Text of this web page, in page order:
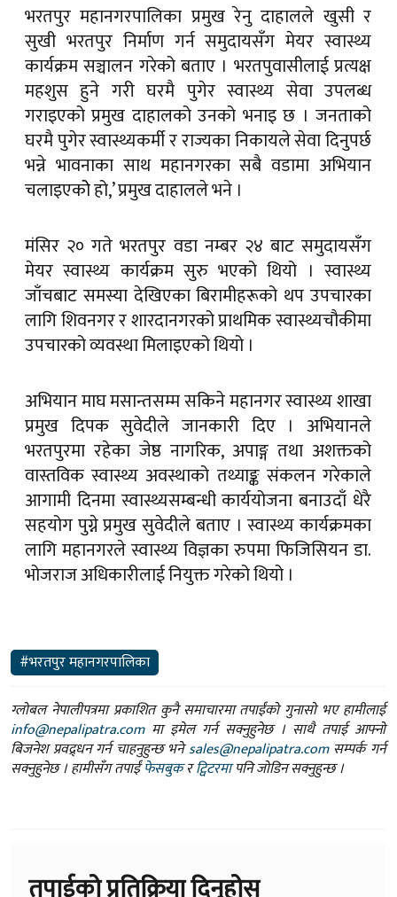
भरतपुर महानगरपालिका प्रमुख रेनु दाहालले खुसी र
सुखी भरतपुर निर्माण गर्न समुदायसँग मेयर स्वास्थ्य
कार्यक्रम सञ्चालन गरेको बताए । भरतपुवासीलाई प्रत्यक्ष
महशुस हुने गरी घरमै पुगेर स्वास्थ्य सेवा उपलब्ध
गराइएको प्रमुख दाहालको उनको भनाइ छ । जनताको
घरमै पुगेर स्वास्थ्यकर्मी र राज्यका निकायले सेवा दिनुपर्छ
भन्ने भावनाका साथ महानगरका सबै वडामा अभियान
चलाइएकोे हो,’ प्रमुख दाहालले भने ।
मंसिर २० गते भरतपुर वडा नम्बर २४ बाट समुदायसँग
मेयर स्वास्थ्य कार्यक्रम सुरु भएको थियो । स्वास्थ्य
जाँचबाट समस्या देखिएका बिरामीहरूको थप उपचारका
लागि शिवनगर र शारदानगरको प्राथमिक स्वास्थ्यचौकीमा
उपचारको व्यवस्था मिलाइएको थियो ।
अभियान माघ मसान्तसम्म सकिने महानगर स्वास्थ्य शाखा
प्रमुख दिपक सुवेदीले जानकारी दिए । अभियानले
भरतपुरमा रहेका जेष्ठ नागरिक, अपाङ्ग तथा अशक्तको
वास्तविक स्वास्थ्य अवस्थाको तथ्याङ्क संकलन गरेकाले
आगामी दिनमा स्वास्थ्यसम्बन्धी कार्ययोजना बनाउदाँ धेरै
सहयोग पुग्ने प्रमुख सुवेदीले बताए । स्वास्थ्य कार्यक्रमका
लागि महानगरले स्वास्थ्य विज्ञका रुपमा फिजिसियन डा.
भोजराज अधिकारीलाई नियुक्त गरेको थियो ।
#भरतपुर महानगरपालिका
ग्लोबल नेपालीपत्रमा प्रकाशित कुनै समाचारमा तपाईंको गुनासो भए हामीलाई
info@nepalipatra.comमा इमेल गर्न सक्नुहुनेछ । साथै तपाई आफ्नो
बिजनेश प्रवद्र्धन गर्न चाहनुहुन्छ भनेsales@nepalipatra.comसम्पर्क गर्न
सक्नुहुनेछ । हामीसँग तपाईंफेसबुकरट्विटरमापनि जोडिन सक्नुहुन्छ ।